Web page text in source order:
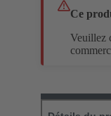
Ce
Veuillez